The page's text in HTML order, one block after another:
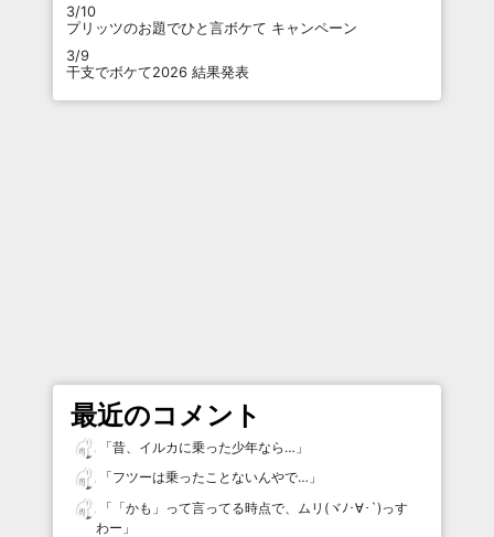
3/10
プリッツのお題でひと言ボケて キャンペーン
3/9
干支でボケて2026 結果発表
最近のコメント
「昔、イルカに乗った少年なら… 」
「フツーは乗ったことないんやで… 」
「 「かも」って言ってる時点で、ムリ(ヾﾉ･∀･`)っす
わー 」